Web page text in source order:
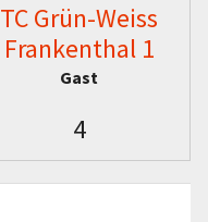
TC Grün-Weiss
Frankenthal 1
Gast
4